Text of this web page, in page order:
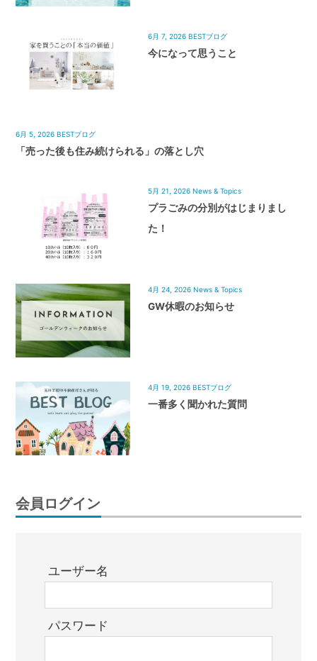
6月 7, 2026 BESTブログ
今になって思うこと
6月 5, 2026 BESTブログ
「売った後も住み続けられる」の落とし穴
5月 21, 2026 News & Topics
プラごみの分別がはじまりまし
た！
4月 24, 2026 News & Topics
GW休暇のお知らせ
4月 19, 2026 BESTブログ
一番多く聞かれた質問
会員ログイン
ユーザー名
パスワード